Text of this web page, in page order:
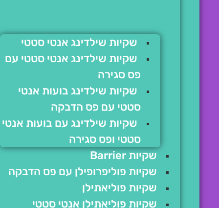
שקיות שילדינג אנטי סטטי
שקיות שילדינג אנטי סטטי עם
פס סגירה
שקיות שילדינג בועות אנטי
סטטי עם פס הדבקה
שקיות שילדינג עם בועות אנטי
סטטי ופס סגירה
שקיות Barrier
שקיות פוליפרופילן עם פס הדבקה
שקיות פוליאתילן
שקיות פוליאתילן אנטי סטטי